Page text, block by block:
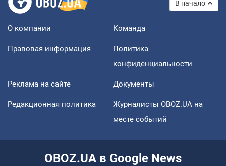
В начало
О компании Команда
Правовая информация
Политика
конфиденциальности
Реклама на сайте Документы
Редакционная политика
Журналисты OBOZ.UA на
месте событий
OBOZ.UA в Google News